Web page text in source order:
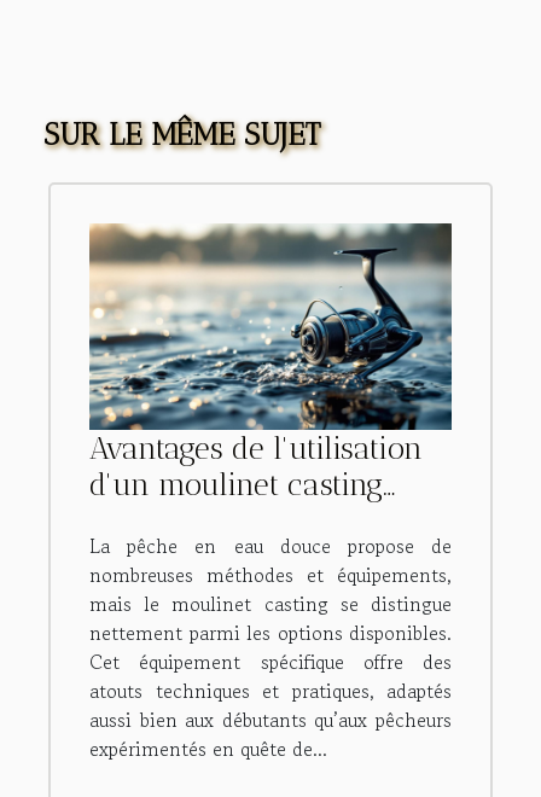
SUR LE MÊME SUJET
Avantages de l'utilisation
d'un moulinet casting
douce
La pêche en eau douce propose de
nombreuses méthodes et équipements,
mais le moulinet casting se distingue
nettement parmi les options disponibles.
Cet équipement spécifique offre des
atouts techniques et pratiques, adaptés
aussi bien aux débutants qu’aux pêcheurs
expérimentés en quête de...